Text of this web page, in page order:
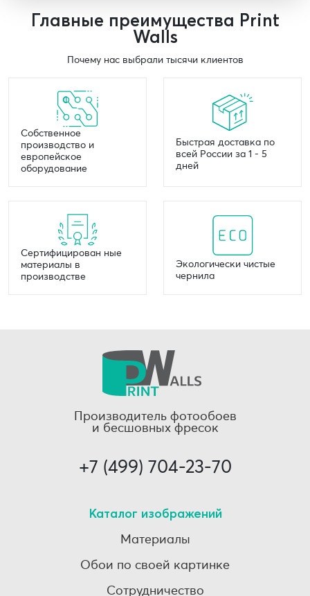
Главные преимущества Print
Walls
Почему нас выбрали тысячи клиентов
Собственное
производство и
европейское
оборудование
Быстрая доставка по
всей России за 1 - 5
дней
Сертифицирован ные
материалы в
производстве
Экологически чистые
чернила
Производитель фотообоев
и бесшовных фресок
+7 (499) 704-23-70
Каталог изображений
Материалы
Обои по своей картинке
Сотрудничество